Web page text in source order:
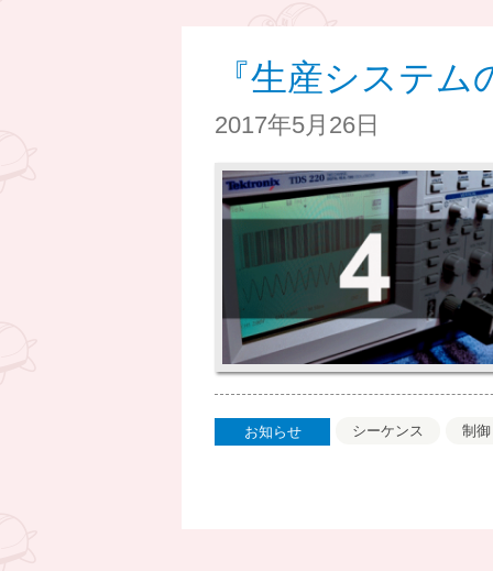
『生産システ
2017年5月26日
お知らせ シーケンス 制御